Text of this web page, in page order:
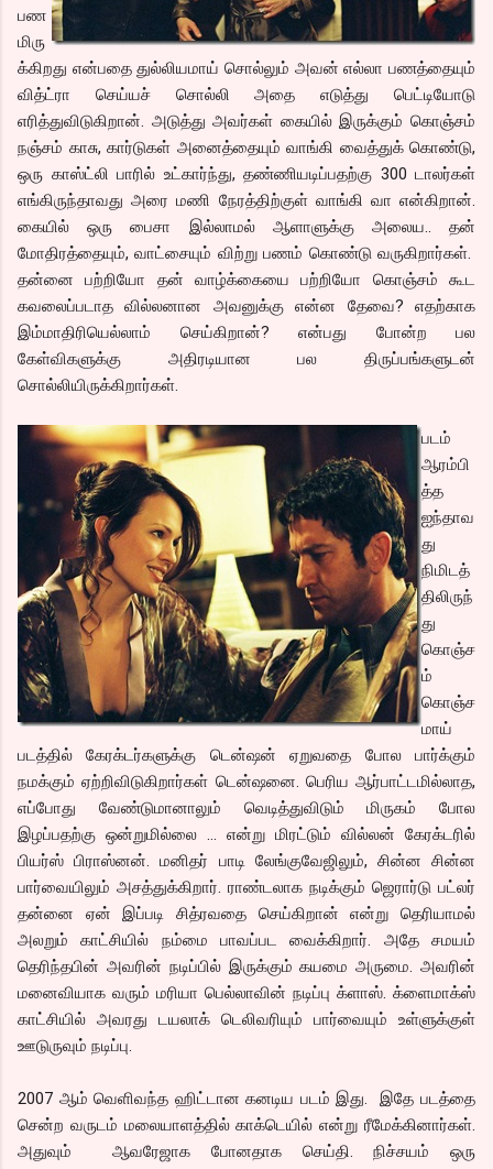
பண
மிரு
க்கிறது என்பதை துல்லியமாய் சொல்லும் அவன் எல்லா பணத்தையும்
வித்ட்ரா செய்யச் சொல்லி அதை எடுத்து பெட்டியோடு
எரித்துவிடுகிறான். அடுத்து அவர்கள் கையில் இருக்கும் கொஞ்சம்
நஞ்சம் காசு, கார்டுகள் அனைத்தையும் வாங்கி வைத்துக் கொண்டு,
ஒரு காஸ்ட்லி பாரில் உட்கார்ந்து, தண்ணியடிப்பதற்கு 300 டாலர்கள்
எங்கிருந்தாவது அரை மணி நேரத்திற்குள் வாங்கி வா என்கிறான்.
கையில் ஒரு பைசா இல்லாமல் ஆளாளுக்கு அலைய.. தன்
மோதிரத்தையும், வாட்சையும் விற்று பணம் கொண்டு வருகிறார்கள்.
தன்னை பற்றியோ தன் வாழ்க்கையை பற்றியோ கொஞ்சம் கூட
கவலைப்படாத வில்லனான அவனுக்கு என்ன தேவை? எதற்காக
இம்மாதிரியெல்லாம் செய்கிறான்? என்பது போன்ற பல
கேள்விகளுக்கு அதிரடியான பல திருப்பங்களுடன்
சொல்லியிருக்கிறார்கள்.
படம்
ஆரம்பி
த்த
ஐந்தாவ
து
நிமிடத்
திலிருந்
து
கொஞ்ச
ம்
கொஞ்ச
மாய்
படத்தில் கேரக்டர்களுக்கு டென்ஷன் ஏறுவதை போல பார்க்கும்
நமக்கும் ஏற்றிவிடுகிறார்கள் டென்ஷனை. பெரிய ஆர்பாட்டமில்லாத,
எப்போது வேண்டுமானாலும் வெடித்துவிடும் மிருகம் போல
இழப்பதற்கு ஒன்றுமில்லை ... என்று மிரட்டும் வில்லன் கேரக்டரில்
பியர்ஸ் பிராஸ்னன். மனிதர் பாடி லேங்குவேஜிலும், சின்ன சின்ன
பார்வையிலும் அசத்துக்கிறார். ராண்டலாக நடிக்கும் ஜெரார்டு பட்லர்
தன்னை ஏன் இப்படி சித்ரவதை செய்கிறான் என்று தெரியாமல்
அலறும் காட்சியில் நம்மை பாவப்பட வைக்கிறார். அதே சமயம்
தெரிந்தபின் அவரின் நடிப்பில் இருக்கும் கயமை அருமை. அவரின்
மனைவியாக வரும் மரியா பெல்லாவின் நடிப்பு க்ளாஸ். க்ளைமாக்ஸ்
காட்சியில் அவரது டயலாக் டெலிவரியும் பார்வையும் உள்ளுக்குள்
ஊடுருவும் நடிப்பு.
2007 ஆம் வெளிவந்த ஹிட்டான கனடிய படம் இது. இதே படத்தை
சென்ற வருடம் மலையாளத்தில் காக்டெயில் என்று ரீமேக்கினார்கள்.
அதுவும் ஆவரேஜாக போனதாக செய்தி. நிச்சயம் ஒரு